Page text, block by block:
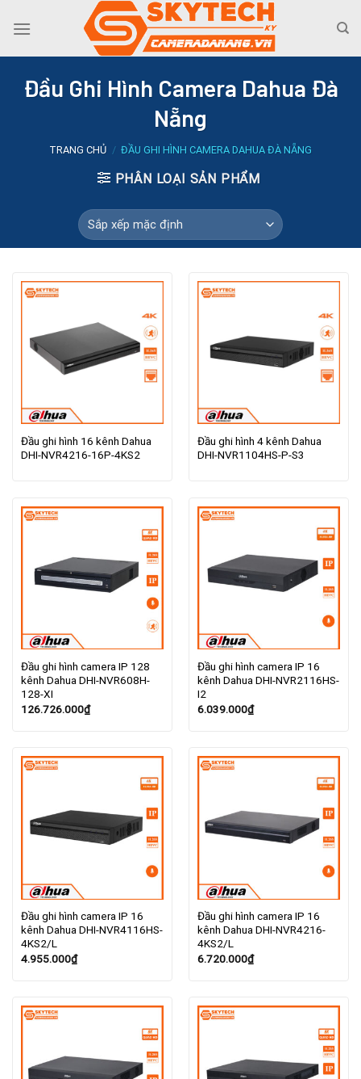
Đầu Ghi Hình Camera Dahua Đà
Nẵng
TRANG CHỦ / ĐẦU GHI HÌNH CAMERA DAHUA ĐÀ NẴNG
PHÂN LOẠI SẢN PHẨM
Đầu ghi hình 16 kênh Dahua
DHI-NVR4216-16P-4KS2
Đầu ghi hình 4 kênh Dahua
DHI-NVR1104HS-P-S3
Đầu ghi hình camera IP 128
kênh Dahua DHI-NVR608H-
128-XI
126.726.000₫
Đầu ghi hình camera IP 16
kênh Dahua DHI-NVR2116HS-
I2
6.039.000₫
Đầu ghi hình camera IP 16
kênh Dahua DHI-NVR4116HS-
4KS2/L
4.955.000₫
Đầu ghi hình camera IP 16
kênh Dahua DHI-NVR4216-
4KS2/L
6.720.000₫